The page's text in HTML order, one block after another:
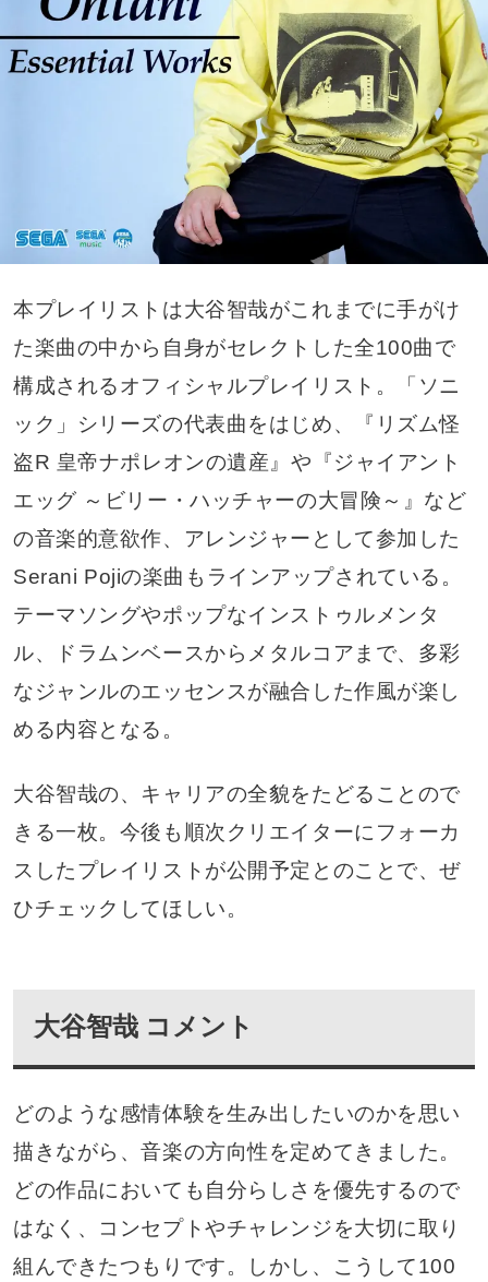
本プレイリストは大谷智哉がこれまでに手がけ
た楽曲の中から自身がセレクトした全100曲で
構成されるオフィシャルプレイリスト。「ソニ
ック」シリーズの代表曲をはじめ、『リズム怪
盗R 皇帝ナポレオンの遺産』や『ジャイアント
エッグ ～ビリー・ハッチャーの大冒険～』など
の音楽的意欲作、アレンジャーとして参加した
Serani Pojiの楽曲もラインアップされている。
テーマソングやポップなインストゥルメンタ
ル、ドラムンベースからメタルコアまで、多彩
なジャンルのエッセンスが融合した作風が楽し
める内容となる。
大谷智哉の、キャリアの全貌をたどることので
きる一枚。今後も順次クリエイターにフォーカ
スしたプレイリストが公開予定とのことで、ぜ
ひチェックしてほしい。
大谷智哉 コメント
どのような感情体験を生み出したいのかを思い
描きながら、音楽の方向性を定めてきました。
どの作品においても自分らしさを優先するので
はなく、コンセプトやチャレンジを大切に取り
組んできたつもりです。しかし、こうして100